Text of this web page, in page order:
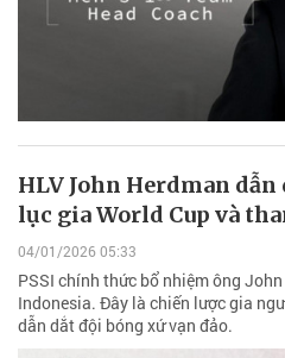
HLV John Herdman
lục gia World Cup và
04/01/2026 05:33
PSSI chính thức bổ nhiệm ông
Indonesia. Đây là chiến lược gia
dẫn dắt đội bóng xứ vạn đảo.